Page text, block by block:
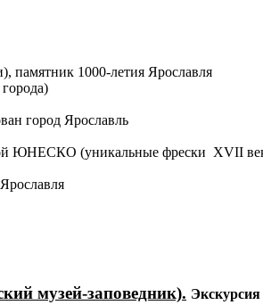
памятник 1000-летия Ярославля
город Ярославль
ЮНЕСКО (уникальные фрески XVII
музей-заповедник).